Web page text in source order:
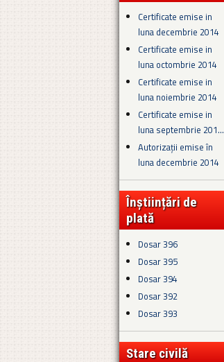
Certificate emise in
luna decembrie 2014
Certificate emise in
luna octombrie 2014
Certificate emise in
luna noiembrie 2014
Certificate emise in
luna septembrie 201...
Autorizații emise în
luna decembrie 2014
Înștiințări de
plată
Dosar 396
Dosar 395
Dosar 394
Dosar 392
Dosar 393
Stare civilă